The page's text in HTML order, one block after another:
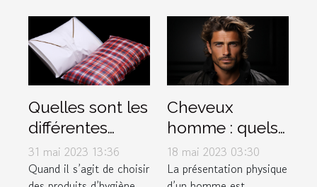
Quelles sont les
différentes
options de
serviettes
31 mai 2023 13:36
Quand il s’agit de choisir
Cheveux
homme : quels
sont les
différents types
18 mai 2023 03:30
La présentation physique